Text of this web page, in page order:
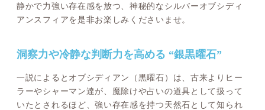
静かで力強い存在感を放つ、神秘的なシルバーオブシディ
アンスフィアを是非お楽しみくださいませ。
洞察力や冷静な判断力を高める “銀黒曜石”
一説によるとオブシディアン（黒曜石）は、古来よりヒー
ラーやシャーマン達が、魔除けや占いの道具として扱って
いたとされるほど、強い存在感を持つ天然石として知られ